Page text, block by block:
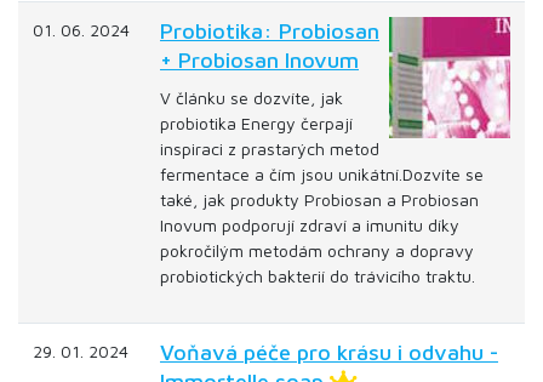
01. 06. 2024
Probiotika: Probiosan
+ Probiosan Inovum
V článku se dozvíte, jak
probiotika Energy čerpají
inspiraci z prastarých metod
fermentace a čím jsou unikátní.Dozvíte se
také, jak produkty Probiosan a Probiosan
Inovum podporují zdraví a imunitu díky
pokročilým metodám ochrany a dopravy
probiotických bakterií do trávicího traktu.
29. 01. 2024
Voňavá péče pro krásu i odvahu -